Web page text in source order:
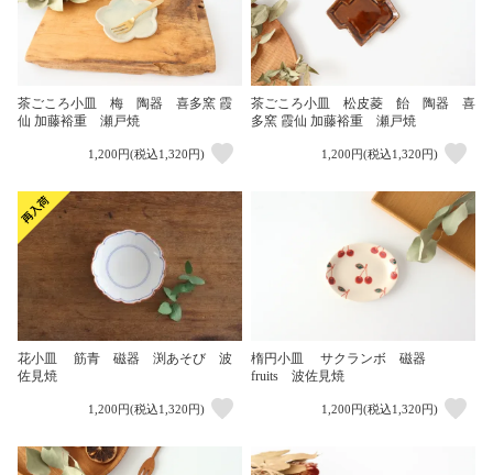
茶ごころ小皿 梅 陶器 喜多窯 霞
仙 加藤裕重 瀬戸焼
1,200円(税込1,320円)
茶ごころ小皿 松皮菱 飴 陶器 喜
多窯 霞仙 加藤裕重 瀬戸焼
1,200円(税込1,320円)
花小皿 筋青 磁器 渕あそび 波
佐見焼
1,200円(税込1,320円)
楕円小皿 サクランボ 磁器
fruits 波佐見焼
1,200円(税込1,320円)